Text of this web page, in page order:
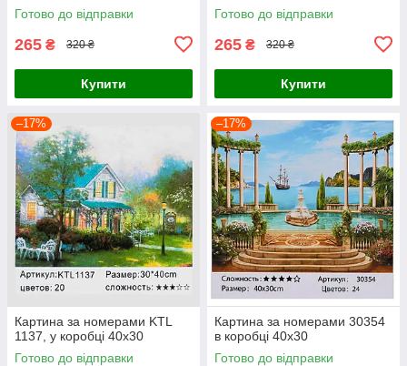
Готово до відправки
265 ₴ 320 ₴
Купити
Готово до відправки
265 ₴ 320 ₴
Купити
–17%
Картина за номерами KTL
1137, у коробці 40х30
Готово до відправки
–17%
Картина за номерами 30354
в коробці 40х30
Готово до відправки